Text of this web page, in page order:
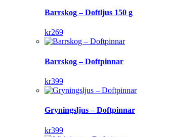
Barrskog – Doftljus 150 g
kr269
Barrskog – Doftpinnar
kr399
Gryningsljus – Doftpinnar
kr399